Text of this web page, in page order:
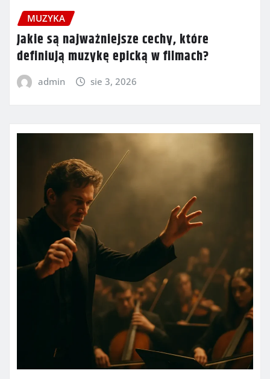
MUZYKA
Jakie są najważniejsze cechy, które
definiują muzykę epicką w filmach?
admin sie 3, 2026